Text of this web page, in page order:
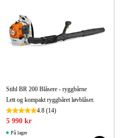
Stihl BR 200 Blåsere - ryggbårne
Lett og kompakt ryggbåret løvblåser.
4.8 (14)
5 990 kr
På lager